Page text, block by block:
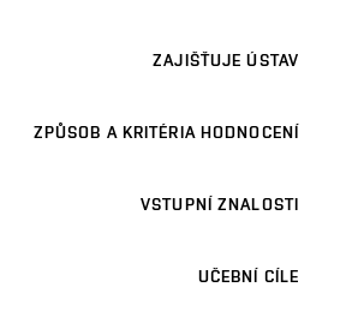
ZAJIŠŤUJE ÚSTAV
ZPŮSOB A KRITÉRIA HODNOCENÍ
VSTUPNÍ ZNALOSTI
UČEBNÍ CÍLE